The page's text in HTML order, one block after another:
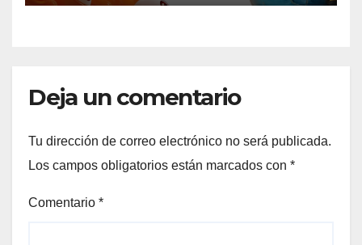
Deja un comentario
Tu dirección de correo electrónico no será publicada.
Los campos obligatorios están marcados con *
Comentario *